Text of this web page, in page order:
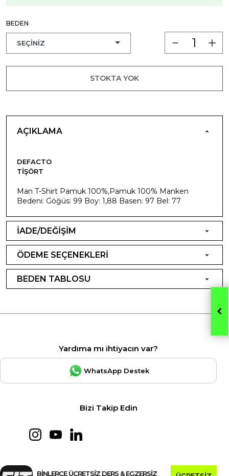
BEDEN
STOKTA YOK
AÇIKLAMA
DEFACTO
TIŞÖRT
Man T-Shirt Pamuk 100%,Pamuk 100% Manken
Bedeni: Göğüs: 99 Boy: 1,88 Basen: 97 Bel: 77
İADE/DEĞİŞİM
ÖDEME SEÇENEKLERİ
BEDEN TABLOSU
Yardıma mı ihtiyacın var?
WhatsApp Destek
Bizi Takip Edin
BİNLERCE ÜCRETSİZ DERS & EGZERSİZ